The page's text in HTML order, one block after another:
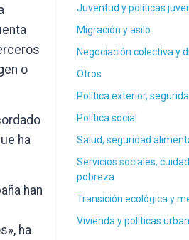
o
ha
han
ha
Juventud y políticas
Migración y asilo
Negociación colectiva y
Otros
Política exterior,
Política social
Salud, seguridad
Servicios sociales,
pobreza
Transición ecológica y
Vivienda y políticas